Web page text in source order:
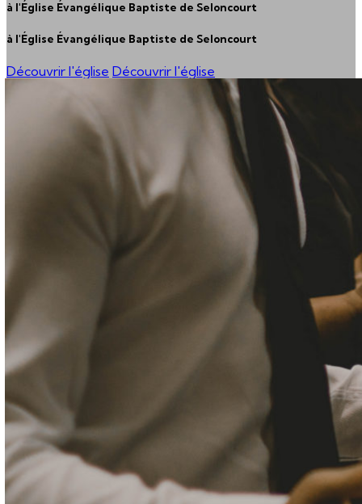
à l'Église Évangélique Baptiste de Seloncourt
à l'Église Évangélique Baptiste de Seloncourt
Découvrir l'église Découvrir l'église